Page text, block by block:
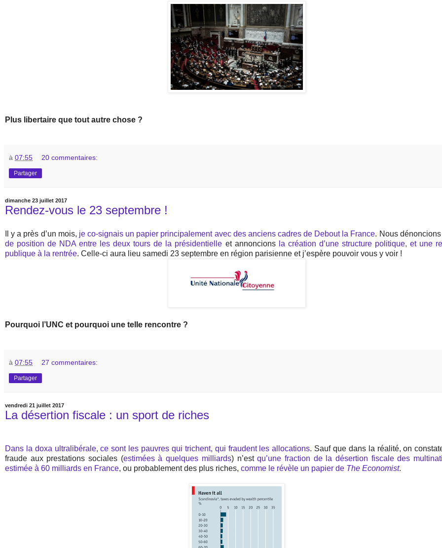
Plus libertaire que tout autre chose ?
à 07:55 20 commentaires:
Partager
dimanche 23 juillet 2017
Rendez-vous le 23 septembre !
Il y a près d’un mois, je co-signais un papier principalement avec des anciens cadres de Debout la France. Nous
de position de NDA entre les deux tours de la présidentielle et annoncions la création d’une structure politique, et une
publique à la rentrée. Celle-ci aura lieu samedi 23 septembre en région parisienne et j’espère pouvoir vous y voir !
Pourquoi l’UNC et pourquoi une telle rencontre ?
à 07:55 27 commentaires:
Partager
vendredi 21 juillet 2017
La désertion fiscale : un sport de riches
Dans la doxa ultralibérale, ce sont les pauvres qui trichent, qui fraudent les allocations. Sauf que dans la réalité, on
fraude aux prestations sociales (estimées à quelques milliards) n’estqu’une fraction de la désertion fiscale des
estimée à 60 milliards en France, ou probablement des plus riches, comme le révèle un papier de The Economist.